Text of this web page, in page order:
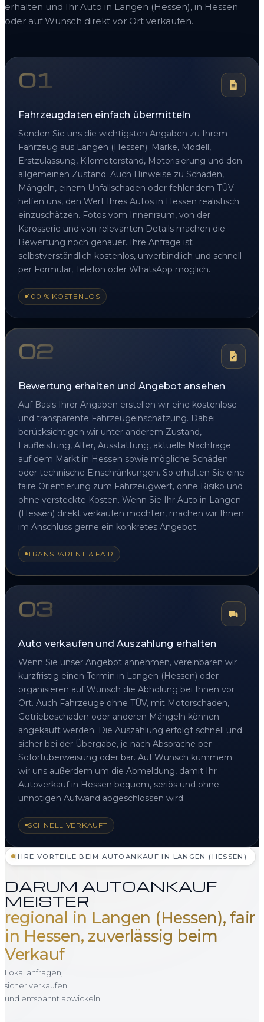
erhalten und Ihr Auto in Langen (Hessen), in Hessen
oder auf Wunsch direkt vor Ort verkaufen.
01
Fahrzeugdaten einfach übermitteln
Senden Sie uns die wichtigsten Angaben zu Ihrem
Fahrzeug aus Langen (Hessen): Marke, Modell,
Erstzulassung, Kilometerstand, Motorisierung und den
allgemeinen Zustand. Auch Hinweise zu Schäden,
Mängeln, einem Unfallschaden oder fehlendem TÜV
helfen uns, den Wert Ihres Autos in Hessen realistisch
einzuschätzen. Fotos vom Innenraum, von der
Karosserie und von relevanten Details machen die
Bewertung noch genauer. Ihre Anfrage ist
selbstverständlich kostenlos, unverbindlich und schnell
per Formular, Telefon oder WhatsApp möglich.
100 % KOSTENLOS
02
Bewertung erhalten und Angebot ansehen
Auf Basis Ihrer Angaben erstellen wir eine kostenlose
und transparente Fahrzeugeinschätzung. Dabei
berücksichtigen wir unter anderem Zustand,
Laufleistung, Alter, Ausstattung, aktuelle Nachfrage
auf dem Markt in Hessen sowie mögliche Schäden
oder technische Einschränkungen. So erhalten Sie eine
faire Orientierung zum Fahrzeugwert, ohne Risiko und
ohne versteckte Kosten. Wenn Sie Ihr Auto in Langen
(Hessen) direkt verkaufen möchten, machen wir Ihnen
im Anschluss gerne ein konkretes Angebot.
TRANSPARENT & FAIR
03
Auto verkaufen und Auszahlung erhalten
Wenn Sie unser Angebot annehmen, vereinbaren wir
kurzfristig einen Termin in Langen (Hessen) oder
organisieren auf Wunsch die Abholung bei Ihnen vor
Ort. Auch Fahrzeuge ohne TÜV, mit Motorschaden,
Getriebeschaden oder anderen Mängeln können
angekauft werden. Die Auszahlung erfolgt schnell und
sicher bei der Übergabe, je nach Absprache per
Sofortüberweisung oder bar. Auf Wunsch kümmern
wir uns außerdem um die Abmeldung, damit Ihr
Autoverkauf in Hessen bequem, seriös und ohne
unnötigen Aufwand abgeschlossen wird.
SCHNELL VERKAUFT
IHRE VORTEILE BEIM AUTOANKAUF IN LANGEN (HESSEN)
DARUM AUTOANKAUF
MEISTER
regional in Langen (Hessen), fair
in Hessen, zuverlässig beim
Verkauf
Lokal anfragen,
sicher verkaufen
und entspannt abwickeln.